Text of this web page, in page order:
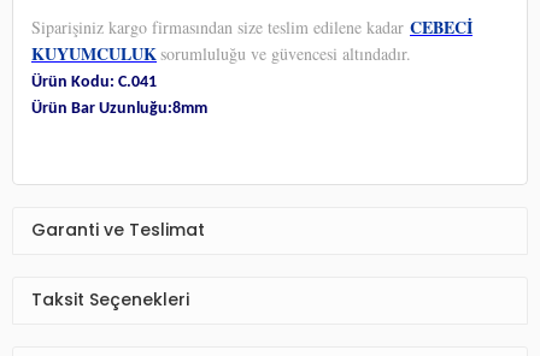
Siparişiniz kargo firmasından size teslim edilene kadar CEBECİ
KUYUMCULUKsorumluluğu ve güvencesi altındadır.
Ürün Kodu: C.041
Ürün Bar Uzunluğu:8mm
Garanti ve Teslimat
Taksit Seçenekleri